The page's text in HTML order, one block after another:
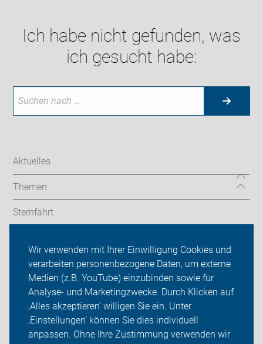
Wir verwenden mit Ihrer Einwilligung Cookies und
verarbeiten personenbezogene Daten, um externe
Medien (z.B. YouTube) einzubinden sowie für
Analyse- und Marketingzwecke. Durch Klicken auf
‚Alles akzeptieren‘ willigen Sie ein. Unter
‚Einstellungen‘ können Sie dies individuell
anpassen. Ohne Ihre Zustimmung verwenden wir
Ich habe nicht gefunden, was
ich gesucht habe:
Aktuelles
Themen
Sternfahrt
ADFC Berlin
Sei dabei
Presse